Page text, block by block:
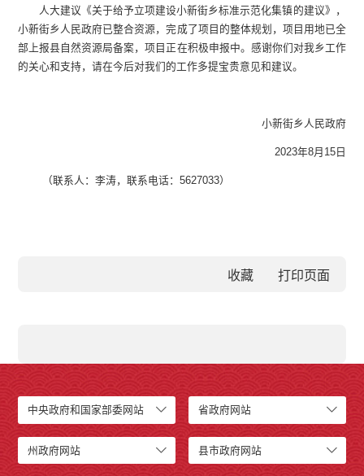
人大建议《关于给予立项建设小新街乡标准示范化集镇的建议》，
小新街乡人民政府已整合资源，完成了项目的整体规划，项目用地已全
部上报县自然资源局备案，项目正在积极申报中。感谢你们对我乡工作
的关心和支持，请在今后对我们的工作多提宝贵意见和建议。
小新街乡人民政府
2023年8月 15日
（联系人： 李涛，联系电话： 5627033）
收藏
中央政府和国家部委网站 省政府网站
州政府网站 县市政府网站